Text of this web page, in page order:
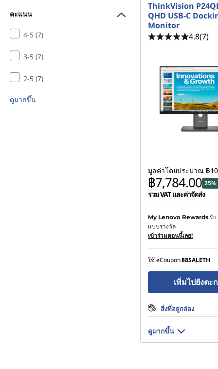
คะแนน
4-5 (7)
3-5 (7)
2-5 (7)
ดูมากขึ้น
ThinkVision
QHD USB-C
Monitor
4.8(7)
มูลค่าโดยประมาณ ฿
฿7,784.00
รวม VAT และค่าจัดส่ง
ประหยัดทันที : -฿1,037.90
หรือ
การประหยัด eCoupon :-
*Savings cannot be
My Lenovo Rewards รับ
แบบรางวัล
เข้าร่วมตอนนี้เลย!
ใช้ eCoupon88SALETH
เพิ่มไปยังตะ
สิ่งที่อยู่กล่อง
ดูมากขึ้น